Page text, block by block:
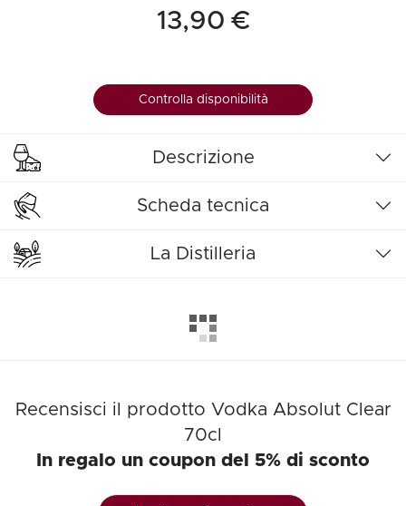
13,90 €
Controlla disponibilità
Descrizione
Scheda tecnica
La Distilleria
Recensisci il prodotto Vodka Absolut Clear
70cl
In regalo un coupon del 5% di sconto